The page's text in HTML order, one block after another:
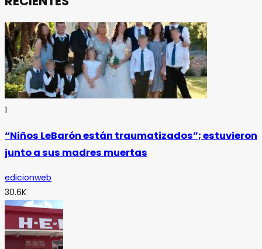
1
“Niños LeBarón están traumatizados”; estuvieron
junto a sus madres muertas
edicionweb
30.6K